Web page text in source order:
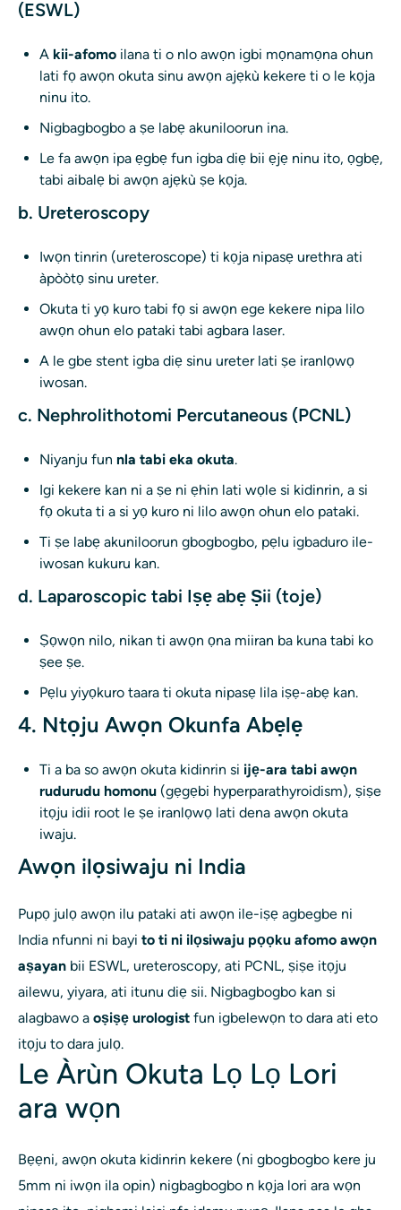
(ESWL)
A kii-afomo ilana ti o nlo awọn igbi mọnamọna ohun
lati fọ awọn okuta sinu awọn ajẹkù kekere ti o le kọja
ninu ito.
Nigbagbogbo a ṣe labẹ akuniloorun ina.
Le fa awọn ipa ẹgbẹ fun igba diẹ bii ẹjẹ ninu ito, ọgbẹ,
tabi aibalẹ bi awọn ajẹkù ṣe kọja.
b. Ureteroscopy
Iwọn tinrin (ureteroscope) ti kọja nipasẹ urethra ati
àpòòtọ sinu ureter.
Okuta ti yọ kuro tabi fọ si awọn ege kekere nipa lilo
awọn ohun elo pataki tabi agbara laser.
A le gbe stent igba diẹ sinu ureter lati ṣe iranlọwọ
iwosan.
c. Nephrolithotomi Percutaneous (PCNL)
Niyanju fun nla tabi eka okuta.
Igi kekere kan ni a ṣe ni ẹhin lati wọle si kidinrin, a si
fọ okuta ti a si yọ kuro ni lilo awọn ohun elo pataki.
Ti ṣe labẹ akuniloorun gbogbogbo, pẹlu igbaduro ile-
iwosan kukuru kan.
d. Laparoscopic tabi Iṣẹ abẹ Ṣii (toje)
Ṣọwọn nilo, nikan ti awọn ọna miiran ba kuna tabi ko
ṣee ṣe.
Pẹlu yiyọkuro taara ti okuta nipasẹ lila iṣẹ-abẹ kan.
4. Ntọju Awọn Okunfa Abẹlẹ
Ti a ba so awọn okuta kidinrin si ijẹ-ara tabi awọn
rudurudu homonu (gẹgẹbi hyperparathyroidism), ṣiṣe
itọju idii root le ṣe iranlọwọ lati dena awọn okuta
iwaju.
Awọn ilọsiwaju ni India
Pupọ julọ awọn ilu pataki ati awọn ile-iṣẹ agbegbe ni
India nfunni ni bayi to ti ni ilọsiwaju pọọku afomo awọn
aṣayan bii ESWL, ureteroscopy, ati PCNL, ṣiṣe itọju
ailewu, yiyara, ati itunu diẹ sii. Nigbagbogbo kan si
alagbawo a oṣiṣẹ urologist fun igbelewọn to dara ati eto
itọju to dara julọ.
Le Àrùn Okuta Lọ Lọ Lori
ara wọn
Bẹẹni, awọn okuta kidinrin kekere (ni gbogbogbo kere ju
5mm ni iwọn ila opin) nigbagbogbo n kọja lori ara wọn